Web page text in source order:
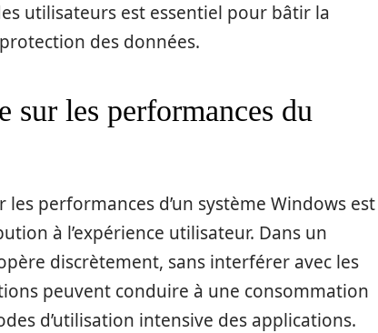
utilisateurs est essentiel pour bâtir la
des données.
sur les performances du
performances d’un système Windows est
à l’expérience utilisateur. Dans un
discrètement, sans interférer avec les
peuvent conduire à une consommation
d’utilisation intensive des applications.